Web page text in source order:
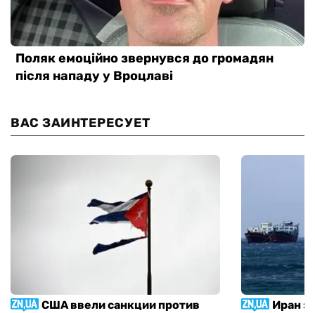
ВАС ЗАИНТЕРЕСУЕТ
США ввели санкции против
Иран